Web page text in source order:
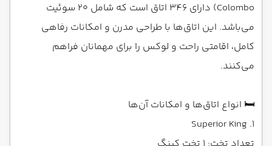
Colombo) دارای ۳۴۶ اتاق است که شامل ۲۰ سوئیت
می‌باشد. این اتاق‌ها با طراحی مدرن و امکانات رفاهی
کامل، اقامتی راحت و لوکس را برای مهمانان فراهم
می‌کنند.
🛏️ انواع اتاق‌ها و امکانات آن‌ها
1. Superior King